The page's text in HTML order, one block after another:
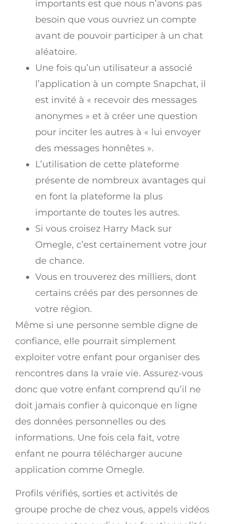
importants est que nous n’avons pas
besoin que vous ouvriez un compte
avant de pouvoir participer à un chat
aléatoire.
Une fois qu’un utilisateur a associé
l’application à un compte Snapchat, il
est invité à « recevoir des messages
anonymes » et à créer une question
pour inciter les autres à « lui envoyer
des messages honnêtes ».
L’utilisation de cette plateforme
présente de nombreux avantages qui
en font la plateforme la plus
importante de toutes les autres.
Si vous croisez Harry Mack sur
Omegle, c’est certainement votre jour
de chance.
Vous en trouverez des milliers, dont
certains créés par des personnes de
votre région.
Même si une personne semble digne de
confiance, elle pourrait simplement
exploiter votre enfant pour organiser des
rencontres dans la vraie vie. Assurez-vous
donc que votre enfant comprend qu’il ne
doit jamais confier à quiconque en ligne
des données personnelles ou des
informations. Une fois cela fait, votre
enfant ne pourra télécharger aucune
application comme Omegle.
Profils vérifiés, sorties et activités de
groupe proche de chez vous, appels vidéos